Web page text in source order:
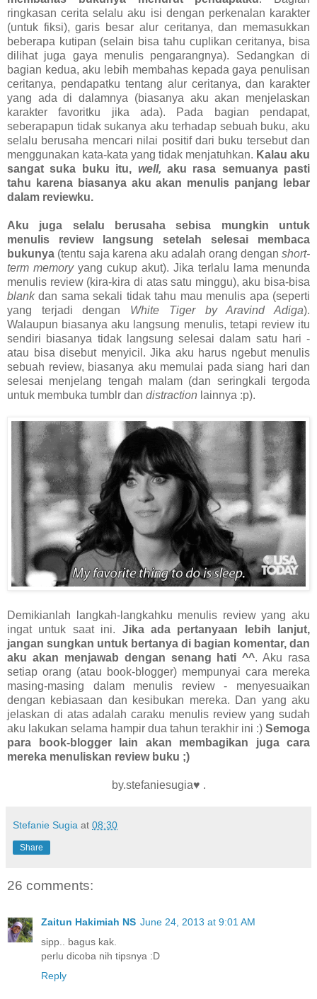
ringkasan cerita selalu aku isi dengan perkenalan karakter
(untuk fiksi), garis besar alur ceritanya, dan memasukkan
beberapa kutipan (selain bisa tahu cuplikan ceritanya, bisa
dilihat juga gaya menulis pengarangnya). Sedangkan di
bagian kedua, aku lebih membahas kepada gaya penulisan
ceritanya, pendapatku tentang alur ceritanya, dan karakter
yang ada di dalamnya (biasanya aku akan menjelaskan
karakter favoritku jika ada). Pada bagian pendapat,
seberapapun tidak sukanya aku terhadap sebuah buku, aku
selalu berusaha mencari nilai positif dari buku tersebut dan
menggunakan kata-kata yang tidak menjatuhkan. Kalau aku
sangat suka buku itu, well, aku rasa semuanya pasti
tahu karena biasanya aku akan menulis panjang lebar
dalam reviewku.
Aku juga selalu berusaha sebisa mungkin untuk
menulis review langsung setelah selesai membaca
bukunya (tentu saja karena aku adalah orang dengan short-
term memoryyang cukup akut). Jika terlalu lama menunda
menulis review (kira-kira di atas satu minggu), aku bisa-bisa
blankdan sama sekali tidak tahu mau menulis apa (seperti
yang terjadi dengan White Tiger by Aravind Adiga).
Walaupun biasanya aku langsung menulis, tetapi review itu
sendiri biasanya tidak langsung selesai dalam satu hari -
atau bisa disebut menyicil. Jika aku harus ngebut menulis
sebuah review, biasanya aku memulai pada siang hari dan
selesai menjelang tengah malam (dan seringkali tergoda
untuk membuka tumblr dan distraction lainnya :p).
Demikianlah langkah-langkahku menulis review yang aku
ingat untuk saat ini. Jika ada pertanyaan lebih lanjut,
jangan sungkan untuk bertanya di bagian komentar, dan
aku akan menjawab dengan senang hati ^^. Aku rasa
setiap orang (atau book-blogger) mempunyai cara mereka
masing-masing dalam menulis review - menyesuaikan
dengan kebiasaan dan kesibukan mereka. Dan yang aku
jelaskan di atas adalah caraku menulis review yang sudah
aku lakukan selama hampir dua tahun terakhir ini :) Semoga
para book-blogger lain akan membagikan juga cara
mereka menuliskan review buku ;)
by.stefaniesugia♥ .
Stefanie Sugia at 08:30
Share
26 comments:
Zaitun Hakimiah NS June 24, 2013 at 9:01 AM
sipp.. bagus kak.
perlu dicoba nih tipsnya :D
Reply